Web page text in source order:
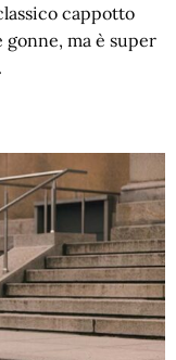
cappotto
gonne, ma è super